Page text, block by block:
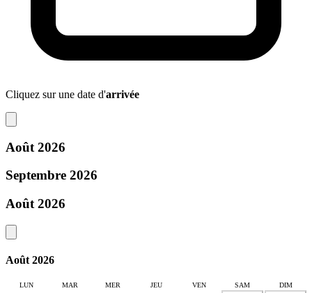
Cliquez sur une date d'arrivée
Août 2026
Septembre 2026
Août 2026
Août 2026
LUN MAR MER JEU VEN SAM DIM